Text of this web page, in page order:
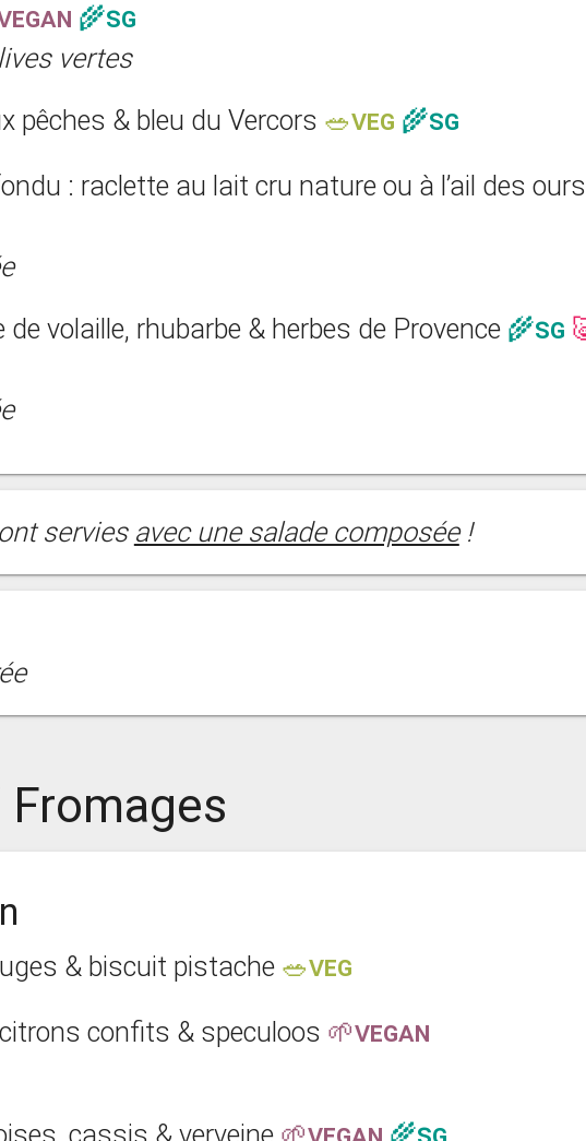
🌾SG
vertes
pêches & bleu du Vercors 🥗VEG 🌾SG
: raclette au lait cru nature ou à l’ail des ours
de volaille, rhubarbe & herbes de Provence 🌾SG
servies avec une salade composée!
& biscuit pistache 🥗VEG
confits & speculoos 🌱VEGAN